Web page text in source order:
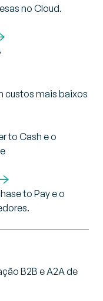
no Cloud.
custos mais baixos
to Cash e o
to Pay e o
B2B e A2A de